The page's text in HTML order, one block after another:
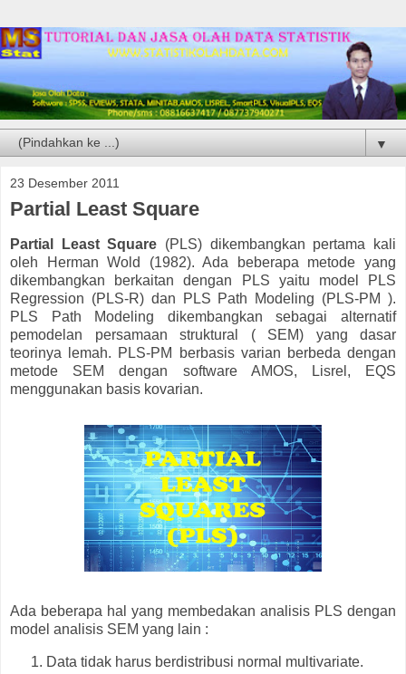
▼
23 Desember 2011
Partial Least Square
Partial Least Square (PLS) dikembangkan pertama kali
oleh Herman Wold (1982). Ada beberapa metode yang
dikembangkan berkaitan dengan PLS yaitu model PLS
Regression (PLS-R) dan PLS Path Modeling (PLS-PM ).
PLS Path Modeling dikembangkan sebagai alternatif
pemodelan persamaan struktural ( SEM) yang dasar
teorinya lemah. PLS-PM berbasis varian berbeda dengan
metode SEM dengan software AMOS, Lisrel, EQS
menggunakan basis kovarian.
Ada beberapa hal yang membedakan analisis PLS dengan
model analisis SEM yang lain :
Data tidak harus berdistribusi normal multivariate.